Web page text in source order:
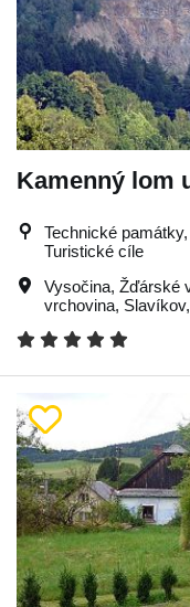
Kamenný lom
Technické
Turistické cíle
Vysočina, Žďárské
vrchovina, Slavíkov,